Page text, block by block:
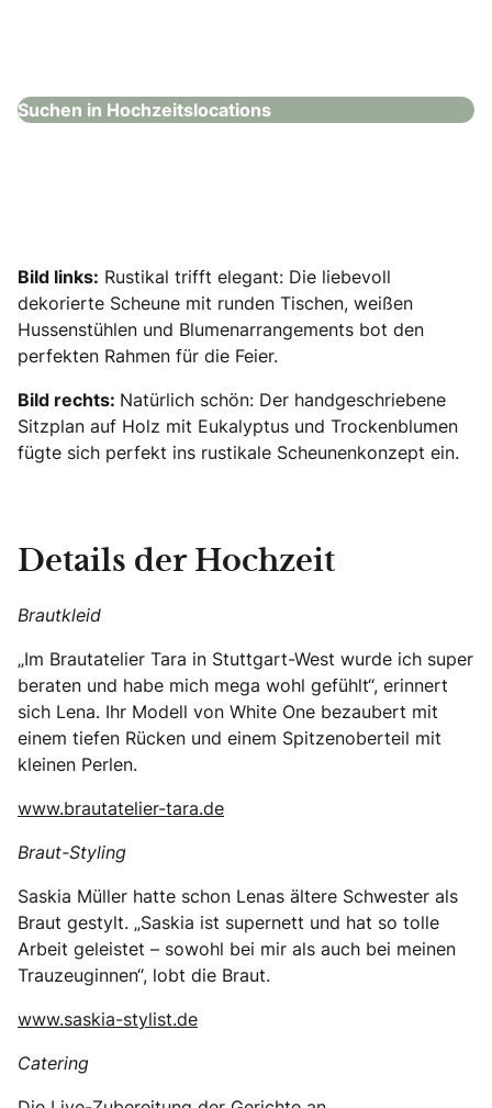
Suchen in Hochzeitslocations
Bild links: Rustikal trifft elegant: Die liebevoll
dekorierte Scheune mit runden Tischen, weißen
Hussenstühlen und Blumenarrangements bot den
perfekten Rahmen für die Feier.
Bild rechts: Natürlich schön: Der handgeschriebene
Sitzplan auf Holz mit Eukalyptus und Trockenblumen
fügte sich perfekt ins rustikale Scheunenkonzept ein.
Details der Hochzeit
Brautkleid
„Im Brautatelier Tara in Stuttgart-West wurde ich super
beraten und habe mich mega wohl gefühlt“, erinnert
sich Lena. Ihr Modell von White One bezaubert mit
einem tiefen Rücken und einem Spitzenoberteil mit
kleinen Perlen.
www.brautatelier-tara.de
Braut-Styling
Saskia Müller hatte schon Lenas ältere Schwester als
Braut gestylt. „Saskia ist supernett und hat so tolle
Arbeit geleistet – sowohl bei mir als auch bei meinen
Trauzeuginnen“, lobt die Braut.
www.saskia-stylist.de
Catering